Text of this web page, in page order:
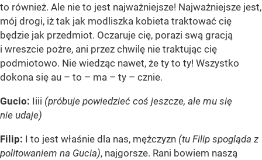
to również. Ale nie to jest najważniejsze! Najważniejsze jest,
mój drogi, iż tak jak modliszka kobieta traktować cię
będzie jak przedmiot. Oczaruje cię, porazi swą gracją
i wreszcie pożre, ani przez chwilę nie traktując cię
podmiotowo. Nie wiedząc nawet, że ty to ty! Wszystko
dokona się au – to – ma – ty – cznie.
Gucio: Iiii (próbuje powiedzieć coś jeszcze, ale mu się
nie udaje)
Filip: I to jest właśnie dla nas, mężczyzn (tu Filip spogląda z
politowaniem na Gucia), najgorsze. Rani bowiem naszą